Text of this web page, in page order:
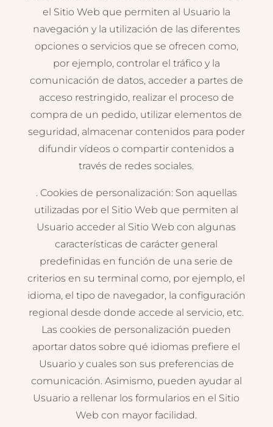
el Sitio Web que permiten al Usuario la
navegación y la utilización de las diferentes
opciones o servicios que se ofrecen como,
por ejemplo, controlar el tráfico y la
comunicación de datos, acceder a partes de
acceso restringido, realizar el proceso de
compra de un pedido, utilizar elementos de
seguridad, almacenar contenidos para poder
difundir vídeos o compartir contenidos a
través de redes sociales.
. Cookies de personalización: Son aquellas
utilizadas por el Sitio Web que permiten al
Usuario acceder al Sitio Web con algunas
características de carácter general
predefinidas en función de una serie de
criterios en su terminal como, por ejemplo, el
idioma, el tipo de navegador, la configuración
regional desde donde accede al servicio, etc.
Las cookies de personalización pueden
aportar datos sobre qué idiomas prefiere el
Usuario y cuales son sus preferencias de
comunicación. Asimismo, pueden ayudar al
Usuario a rellenar los formularios en el Sitio
Web con mayor facilidad.